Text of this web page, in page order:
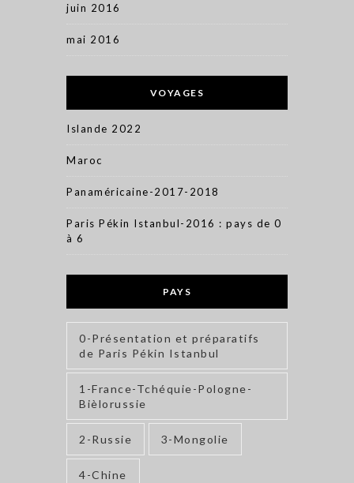
juin 2016
mai 2016
VOYAGES
Islande 2022
Maroc
Panaméricaine-2017-2018
Paris Pékin Istanbul-2016 : pays de 0
à 6
PAYS
0-Présentation et préparatifs
de Paris Pékin Istanbul
1-France-Tchéquie-Pologne-
Bièlorussie
2-Russie 3-Mongolie
4-Chine